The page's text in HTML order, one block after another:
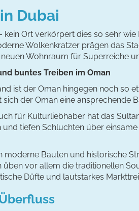
Dubai
kein Ort verkörpert dies so sehr
Wolkenkratzer prägen das
Wohnraum für Superreiche
buntes Treiben im Oman
ist der Oman hingegen noch so
sich der Oman eine ansprechende
für Kulturliebhaber hat das
tiefen Schluchten über
moderne Bauten und historische
vor allem die traditionellen
Düfte und lautstarkes